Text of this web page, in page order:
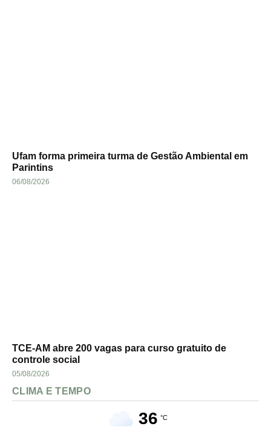
Ufam forma primeira turma de Gestão Ambiental em
Parintins
06/08/2026
TCE-AM abre 200 vagas para curso gratuito de
controle social
05/08/2026
CLIMA E TEMPO
36 °C